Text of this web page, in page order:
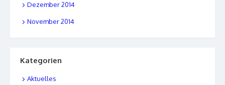
Dezember 2014
November 2014
Kategorien
Aktuelles